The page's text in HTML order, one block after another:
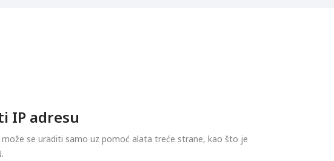
IP adresu
može se uraditi samo uz pomoć alata treće strane, kao što je